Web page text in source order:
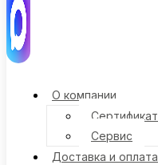
О компании
Сервис
Доставка и оплата